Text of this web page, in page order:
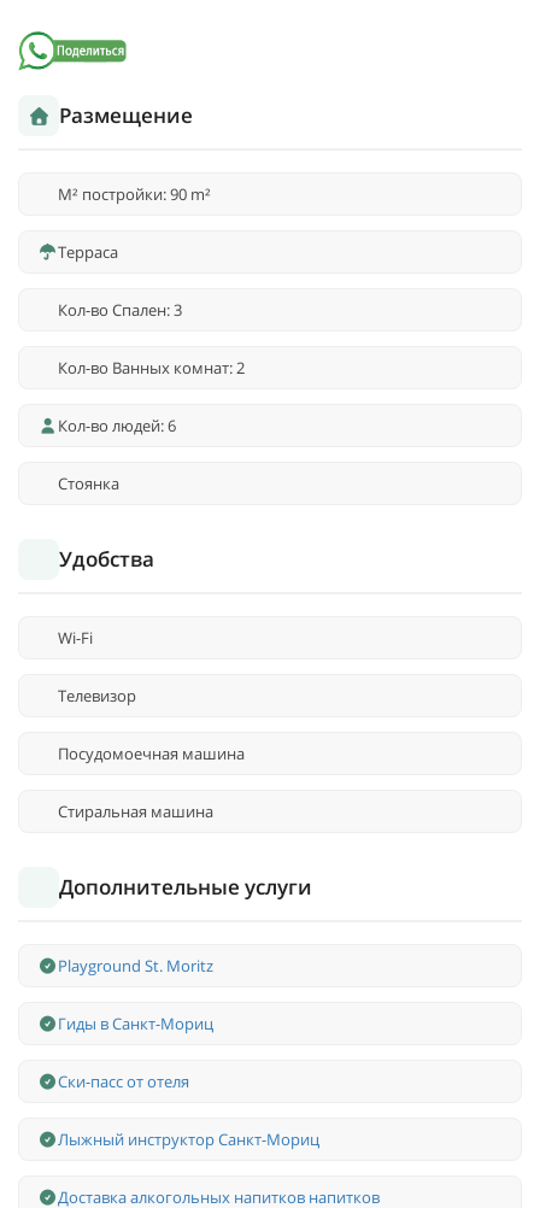
Размещение
M² постройки: 90 m²
Терраса
Кол-во Спален: 3
Кол-во Ванных комнат: 2
Кол-во людей: 6
Стоянка
Удобства
Wi-Fi
Телевизор
Посудомоечная машина
Стиральная машина
Дополнительные услуги
Playground St. Moritz
Гиды в Санкт-Мориц
Ски-пасс от отеля
Лыжный инструктор Санкт-Мориц
Доставка алкогольных напитков напитков